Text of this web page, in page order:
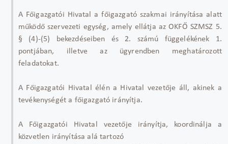
A Főigazgatói Hivatal a főigazgató szakmai irányítása alatt
működő szervezeti egység, amely ellátja az OKFŐ SZMSZ 5.
§ (4)-(5) bekezdéseiben és 2. számú függelékének 1.
pontjában, illetve az ügyrendben meghatározott
feladatokat.
A Főigazgatói Hivatal élén a Hivatal vezetője áll, akinek a
tevékenységét a főigazgató irányítja.
A Főigazgatói Hivatal vezetője irányítja, koordinálja a
közvetlen irányítása alá tartozó